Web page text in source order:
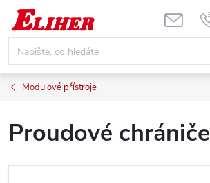
Přejít
obsah
Modulové přístroje
Proudové chrániče